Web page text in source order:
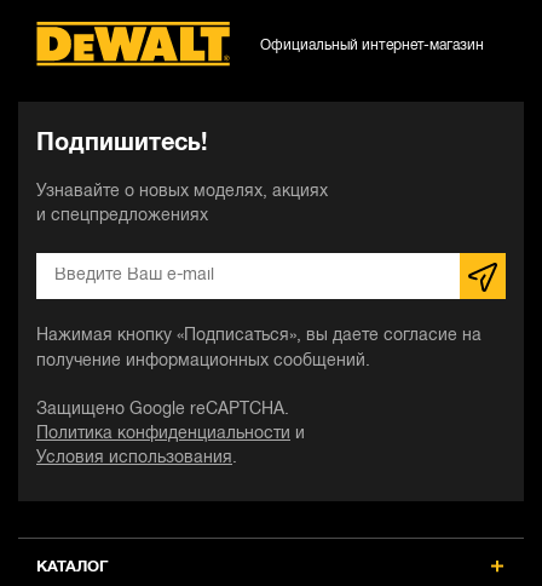
КАТАЛОГ
Подпишитесь!
Узнавайте о новых моделях, акциях
и спецпредложениях
Нажимая кнопку «Подписаться», вы даете согласие на
получение информационных сообщений.
Защищено Google reCAPTCHA.
Политика конфиденциальности
и
Условия использования .
Официальный интернет-магазин